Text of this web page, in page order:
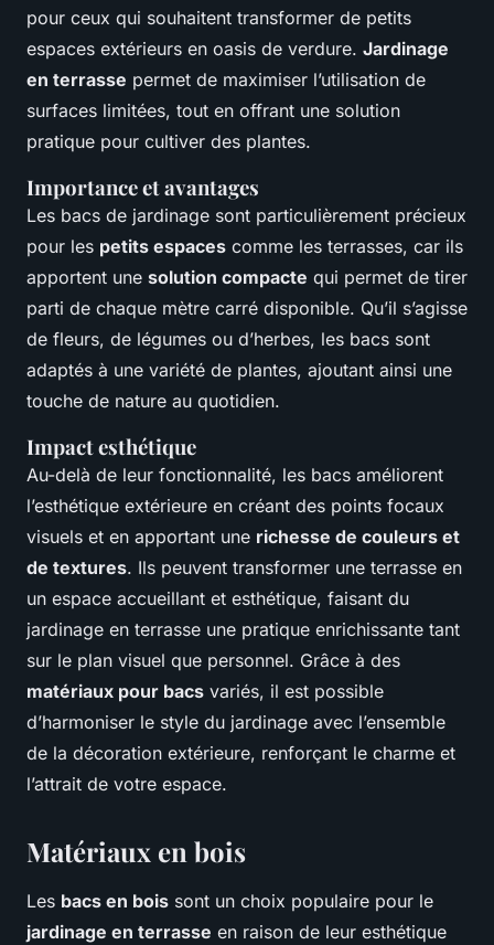
pour ceux qui souhaitent transformer de petits
espaces extérieurs en oasis de verdure. Jardinage
en terrasse permet de maximiser l’utilisation de
surfaces limitées, tout en offrant une solution
pratique pour cultiver des plantes.
Importance et avantages
Les bacs de jardinage sont particulièrement précieux
pour les petits espaces comme les terrasses, car ils
apportent une solution compacte qui permet de tirer
parti de chaque mètre carré disponible. Qu’il s’agisse
de fleurs, de légumes ou d’herbes, les bacs sont
adaptés à une variété de plantes, ajoutant ainsi une
touche de nature au quotidien.
Impact esthétique
Au-delà de leur fonctionnalité, les bacs améliorent
l’esthétique extérieure en créant des points focaux
visuels et en apportant une richesse de couleurs et
de textures. Ils peuvent transformer une terrasse en
un espace accueillant et esthétique, faisant du
jardinage en terrasse une pratique enrichissante tant
sur le plan visuel que personnel. Grâce à des
matériaux pour bacs variés, il est possible
d’harmoniser le style du jardinage avec l’ensemble
de la décoration extérieure, renforçant le charme et
l’attrait de votre espace.
Matériaux en bois
Les bacs en bois sont un choix populaire pour le
jardinage en terrasse en raison de leur esthétique